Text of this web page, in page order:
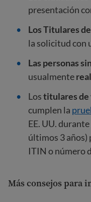
presentación
Los Titulares
la solicitud con
Las personas
usualmente
Lostitulares de
cumplen la
EE. UU.
últimos 3 años)
ITIN o número
Más consejos para